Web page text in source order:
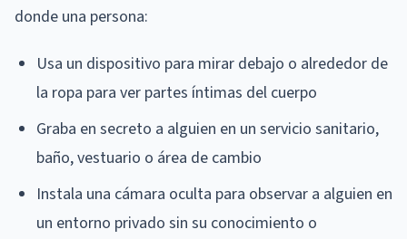
donde una persona:
Usa un dispositivo para mirar debajo o alrededor de
la ropa para ver partes íntimas del cuerpo
Graba en secreto a alguien en un servicio sanitario,
baño, vestuario o área de cambio
Instala una cámara oculta para observar a alguien en
un entorno privado sin su conocimiento o